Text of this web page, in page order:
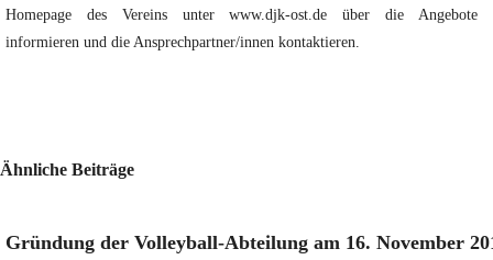
Homepage des Vereins unter www.djk-ost.de über die Angebote
informieren und die Ansprechpartner/innen kontaktieren.
Ähnliche Beiträge
Gründung der Volleyball-Abteilung am 16. November